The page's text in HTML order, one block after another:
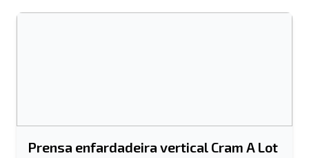
Prensa enfardadeira vertical Cram A Lot